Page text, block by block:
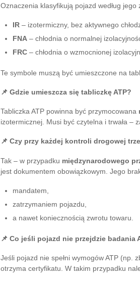
Oznaczenia klasyfikują pojazd według jego
IR – izotermiczny, bez aktywnego
FNA – chłodnia o normalnej
FRC – chłodnia o wzmocnionej
Te symbole muszą być umieszczone na
📌 Gdzie umieszcza się tabliczkę ATP?
Tabliczka ATP powinna być przymocowana
izotermicznej. Musi być czytelna i trwała –
📌 Czy przy każdej kontroli drogowej
Tak – w przypadku międzynarodowego
jest dokumentem obowiązkowym. Jego
mandatem,
zatrzymaniem pojazdu,
a nawet koniecznością zwrotu towaru.
📌 Co jeśli pojazd nie przejdzie badania
Jeśli pojazd nie spełni wymogów ATP (np.
otrzyma certyfikatu. W takim przypadku